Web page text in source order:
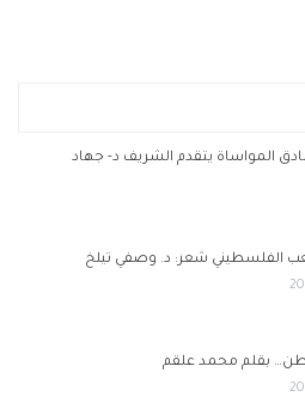
المواساة يتقدم الشريف د- جهاد
الفلسطيني شعر: د. وصفي تيلخ
وطن… بقلم محمد علقم